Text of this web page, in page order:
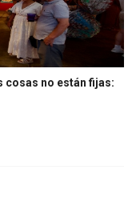
cosas no están fijas: